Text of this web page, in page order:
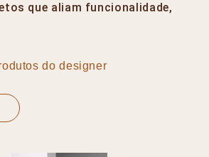
que aliam funcionalidade,
do designer